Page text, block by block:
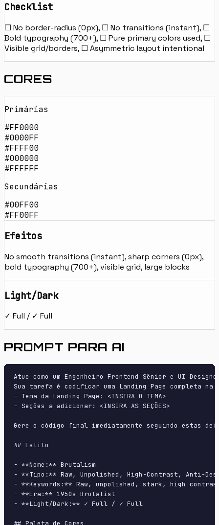
Checklist
☐ No border-radius (0px), ☐ No transitions (instant), ☐
Bold typography (700+), ☐ Pure primary colors used, ☐
Visible grid/borders, ☐ Asymmetric layout intentional
CORES
Primárias
#FF0000
#0000FF
#FFFF00
#000000
#FFFFFF
Secundárias
#00FF00
#FF00FF
Efeitos
No smooth transitions (instant), sharp corners (0px),
bold typography (700+), visible grid, large blocks
Light/Dark
✓ Full / ✓ Full
PROMPT PARA AI
Atue como um Engenheiro Frontend Sênior e UI
Sua tarefa é codificar uma Landing Page completa
- Tema da Landing Page: <INSIRA O TEMA>
- Seções a adicionar: <INSIRA AS SEÇÕES>
Gere o código final imediatamente seguindo estas
## Estilo
- **Nome:** Brutalism
- **Tipo:** Raw, Unpolished, High-Contrast, Anti-
- **Keywords:** Raw, unpolished, stark, high
- **Era:** 1950s Brutalist
- **Light/Dark:** ✓ Full / ✓ Full
## Paleta de Cores